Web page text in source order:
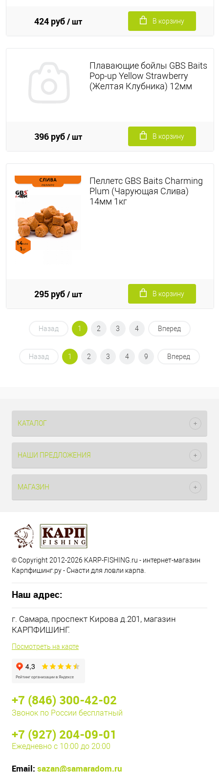
424 руб/ шт В корзину
Плавающие бойлы GBS Baits
Pop-up Yellow Strawberry
(Желтая Клубника) 12мм
396 руб/ шт В корзину
Пеллетс GBS Baits Charming
Plum (Чарующая Слива)
14мм 1кг
295 руб/ шт В корзину
Назад 1 2 3 4 Вперед
Назад 1 2 3 4 9 Вперед
КАТАЛОГ
НАШИ ПРЕДЛОЖЕНИЯ
МАГАЗИН
© Copyright 2012-2026 KARP-FISHING.ru - интернет-магазин
Карпфишинг.ру - Снасти для ловли карпа.
Наш адрес:
г. Самара, проспект Кирова д.201, магазин
КАРПФИШИНГ.
Посмотреть на карте
+7 (846) 300-42-02
Звонок по России бесплатный
+7 (927) 204-09-01
Ежедневно с 10:00 до 20:00
Email: sazan@samaradom.ru